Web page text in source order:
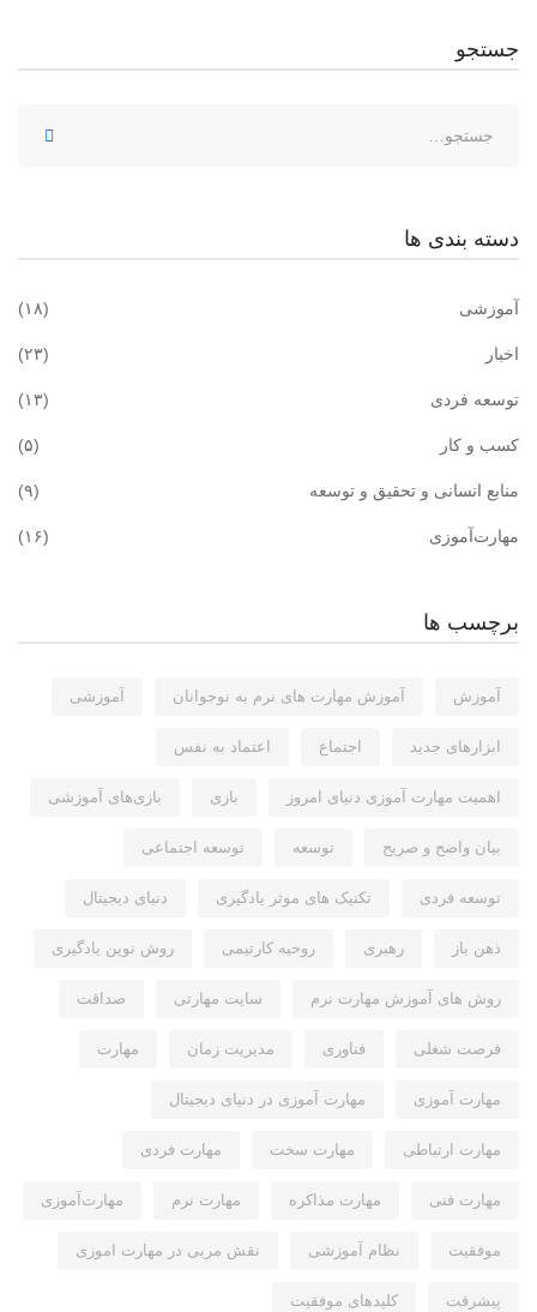
جستجو
دسته بندی ها
آموزشی (۱۸)
اخبار (۲۳)
توسعه فردی (۱۳)
کسب و کار (۵)
منابع انسانی و تحقیق و توسعه (۹)
مهارت‌آموزی (۱۶)
برچسب ها
آموزش آموزش مهارت های نرم به نوجوانان آموزشی
ابزارهای جدید اجتماع اعتماد به نفس
اهمیت مهارت آموزی دنیای امروز بازی بازی‌های آموزشی
بیان واضح و صریح توسعه توسعه اجتماعی
توسعه فردی تکنیک های موثر یادگیری دنیای دیجیتال
ذهن باز رهبری روحیه کارتیمی روش نوین یادگیری
روش های آموزش مهارت نرم سایت مهارتی صداقت
فرصت شغلی فناوری مدیریت زمان مهارت
مهارت آموزی مهارت آموزی در دنیای دیجیتال
مهارت ارتباطی مهارت سخت مهارت فردی
مهارت فنی مهارت مذاکره مهارت نرم مهارت‌آموزی
موفقیت نظام آموزشی نقش مربی در مهارت اموزی
پیشرفت کلیدهای موفقیت